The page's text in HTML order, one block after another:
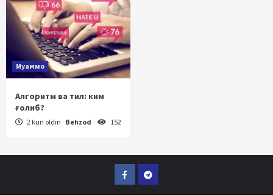
Муаммо
Алгоритм ва тил: ким
ғолиб?
2 kun oldin Behzod 152
FacebookTelegram